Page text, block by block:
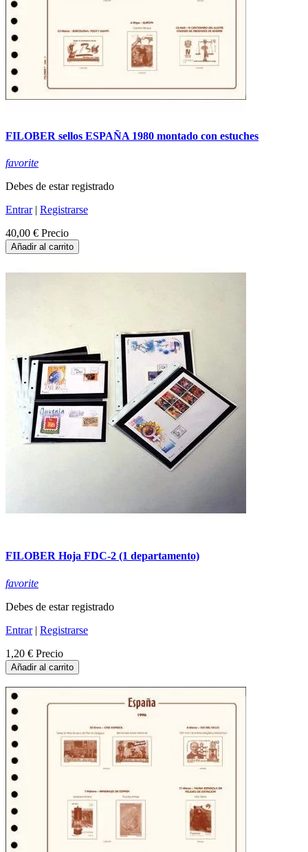
FILOBER sellos ESPAÑA 1980 montado con estuches
favorite
Debes de estar registrado
Entrar| Registrarse
40,00 € Precio
Añadir al carrito
FILOBER Hoja FDC-2 (1 departamento)
favorite
Debes de estar registrado
Entrar| Registrarse
1,20 € Precio
Añadir al carrito